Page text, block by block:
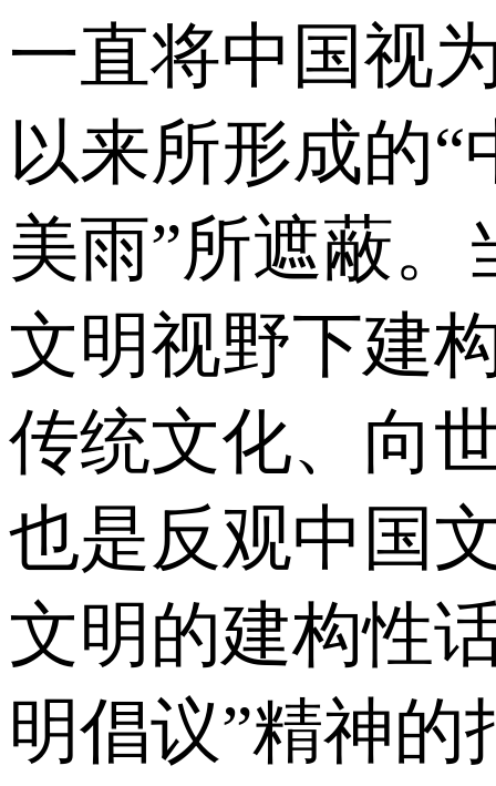
一直将中国视
以来所形成的
美雨”所遮蔽
文明视野下建
传统文化、向
也是反观中国
文明的建构性
明倡议”精神